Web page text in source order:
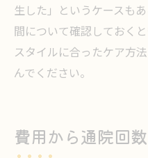
生した」というケースも
間について確認しておく
スタイルに合ったケア方
んでください。
費用から通院回